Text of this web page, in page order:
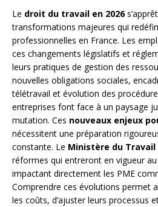
Le droit du travail en 2026
transformations majeures qui
professionnelles en France. Les
ces changements législatifs et
leurs pratiques de gestion des
nouvelles obligations sociales,
télétravail et évolution des
entreprises font face à un paysage
mutation. Ces nouveaux enjeux
nécessitent une préparation
constante. Le Ministère du Travail
réformes qui entreront en vigueur
impactant directement les PME
Comprendre ces évolutions permet
les coûts, d’ajuster leurs processus